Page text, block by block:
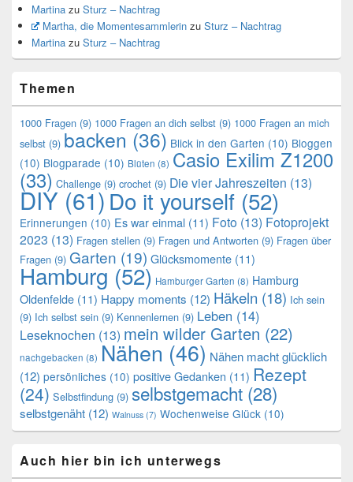
Martina zu Sturz – Nachtrag
Martha, die Momentesammlerinzu Sturz – Nachtrag
Martina zu Sturz – Nachtrag
Themen
1000 Fragen (9) 1000 Fragen an dich selbst (9) 1000 Fragen an mich
selbst (9) backen (36) Blick in den Garten (10) Bloggen
(10) Blogparade (10) Blüten (8) Casio Exilim Z1200
(33) Challenge (9) crochet (9) Die vier Jahreszeiten (13)
DIY (61)Do it yourself (52)
Erinnerungen (10) Es war einmal (11) Foto (13) Fotoprojekt
2023 (13) Fragen stellen (9) Fragen und Antworten (9) Fragen über
Fragen (9) Garten (19) Glücksmomente (11)
Hamburg (52) Hamburger Garten (8) Hamburg
Oldenfelde (11) Happy moments (12) Häkeln (18) Ich sein
(9) Ich selbst sein (9) Kennenlernen (9) Leben (14)
Leseknochen (13) mein wilder Garten (22)
nachgebacken (8) Nähen (46) Nähen macht glücklich
(12) persönliches (10) positive Gedanken (11) Rezept
(24) Selbstfindung (9) selbstgemacht (28)
selbstgenäht (12) Walnuss (7) Wochenweise Glück (10)
Auch hier bin ich unterwegs